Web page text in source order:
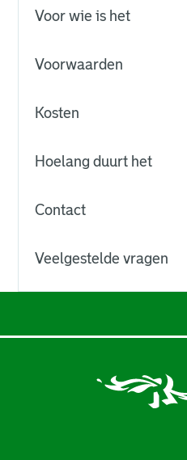
Voor wie is het
Voorwaarden
Kosten
Hoelang duurt het
Contact
Veelgestelde vragen